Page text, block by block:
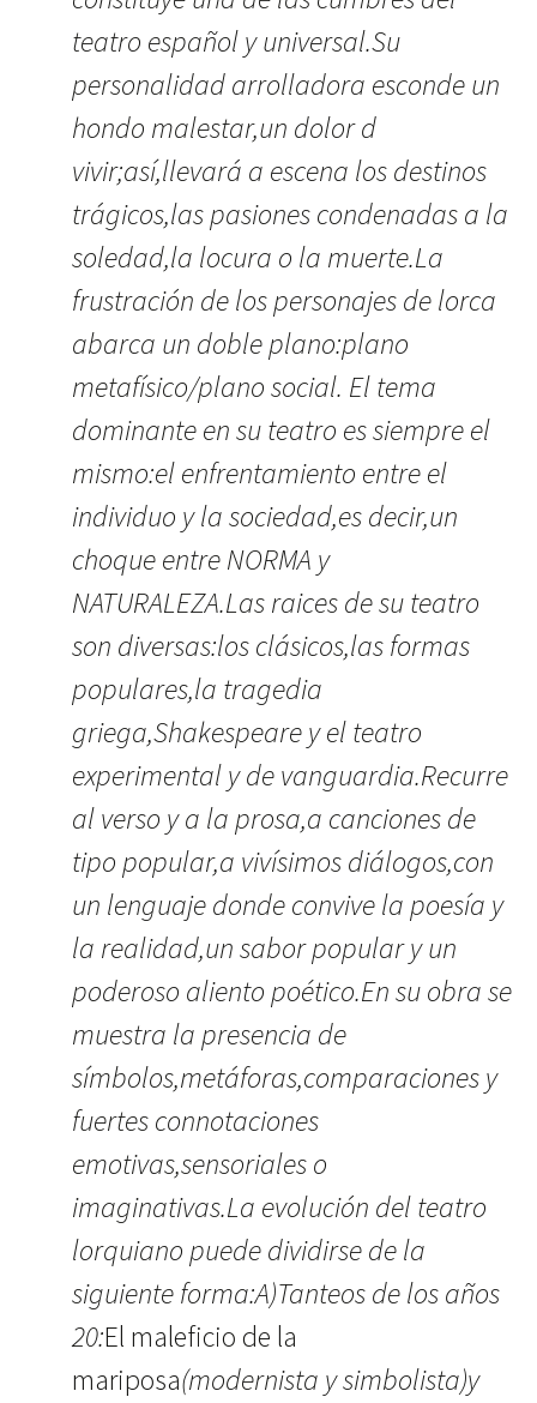
teatro español y universal.Su
personalidad arrolladora esconde un
hondo malestar,un dolor d
vivir;así,llevará a escena los destinos
trágicos,las pasiones condenadas a la
soledad,la locura o la muerte.La
frustración de los personajes de lorca
abarca un doble plano:plano
metafísico/plano social. El tema
dominante en su teatro es siempre el
mismo:el enfrentamiento entre el
individuo y la sociedad,es decir,un
choque entre NORMA y
NATURALEZA.Las raices de su teatro
son diversas:los clásicos,las formas
populares,la tragedia
griega,Shakespeare y el teatro
experimental y de vanguardia.Recurre
al verso y a la prosa,a canciones de
tipo popular,a vivísimos diálogos,con
un lenguaje donde convive la poesía y
la realidad,un sabor popular y un
poderoso aliento poético.En su obra se
muestra la presencia de
símbolos,metáforas,comparaciones y
fuertes connotaciones
emotivas,sensoriales o
imaginativas.La evolución del teatro
lorquiano puede dividirse de la
siguiente forma:A)Tanteos de los años
20:El maleficio de la
mariposa(modernista y simbolista)y